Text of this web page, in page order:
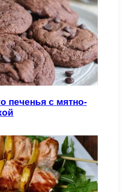
печенья с мятно-